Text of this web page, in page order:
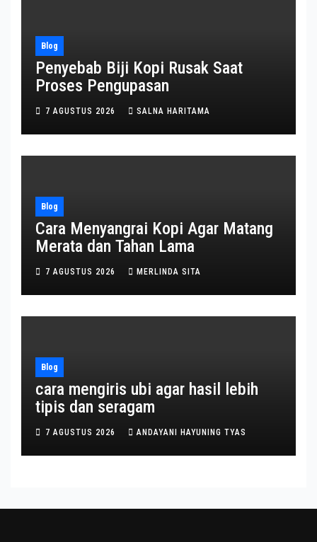
Blog
Penyebab Biji Kopi Rusak Saat
Proses Pengupasan
7 AGUSTUS 2026 SALNA HARITAMA
Blog
Cara Menyangrai Kopi Agar Matang
Merata dan Tahan Lama
7 AGUSTUS 2026 MERLINDA SITA
Blog
cara mengiris ubi agar hasil lebih
tipis dan seragam
7 AGUSTUS 2026 ANDAYANI HAYUNING TYAS